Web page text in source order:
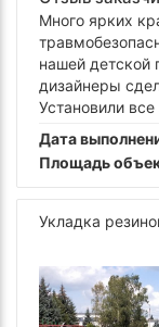
Много ярких
нашей детской
дизайнеры
Установили
Дата
Площадь
Укладка